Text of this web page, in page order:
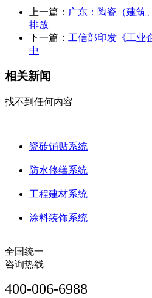
上一篇： 广东：陶瓷（建筑
排放
下一篇： 工信部印发《工业
中
相关新闻
找不到任何内容
瓷砖铺贴系统
|
防水修缮系统
|
工程建材系统
|
涂料装饰系统
|
全国统一
咨询热线
400-006-6988